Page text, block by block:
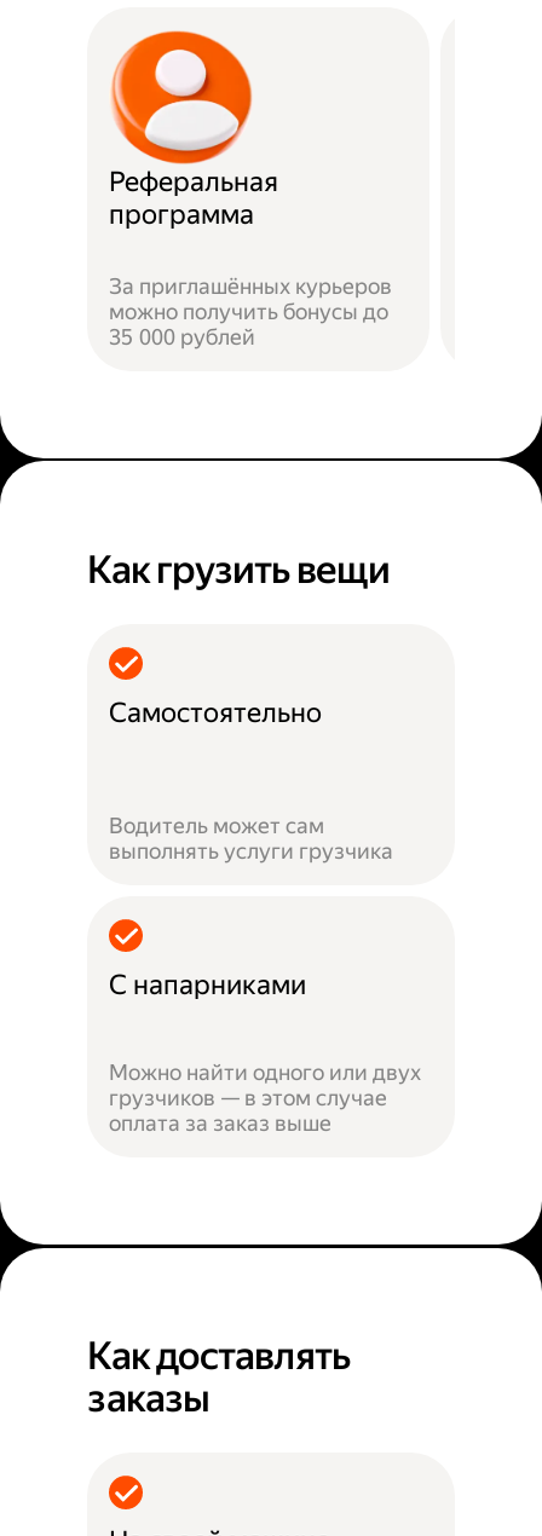
Реферальная
программа
За приглашённых курьеров
можно получить бонусы до
35 000 рублей
Как грузить вещи
Самостоятельно
Водитель может сам
выполнять услуги грузчика
С напарниками
Можно найти одного или двух
грузчиков — в этом случае
оплата за заказ выше
Как доставлять
заказы